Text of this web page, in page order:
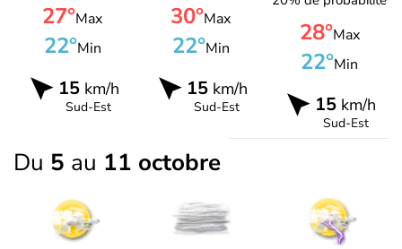
27°Max
22°Min
15km/h
Sud-Est
30°Max
22°Min
15km/h
Sud-Est
28°Max
22°Min
15 km/h
Sud-Est
Du 5 au 11 octobre